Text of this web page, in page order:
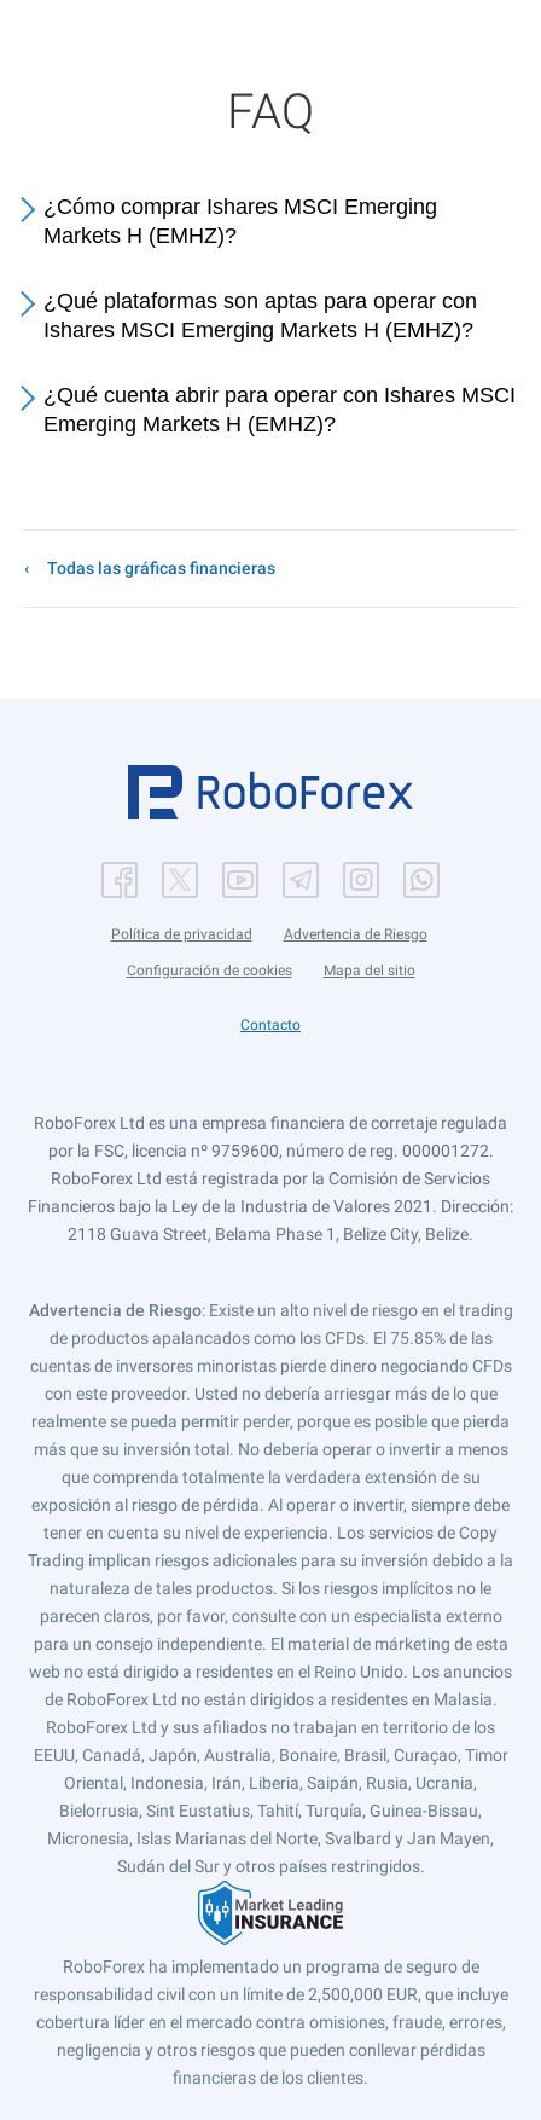
FAQ
¿Cómo comprar Ishares MSCI Emerging
Markets H (EMHZ)?
¿Qué plataformas son aptas para operar con
Ishares MSCI Emerging Markets H (EMHZ)?
¿Qué cuenta abrir para operar con Ishares MSCI
Emerging Markets H (EMHZ)?
Todas las gráficas financieras
Política de privacidad Advertencia de Riesgo
Configuración de cookies Mapa del sitio
Contacto
RoboForex Ltd es una empresa financiera de corretaje regulada
por la FSC, licencia nº 9759600, número de reg. 000001272.
RoboForex Ltd está registrada por la Comisión de Servicios
Financieros bajo la Ley de la Industria de Valores 2021. Dirección:
2118 Guava Street, Belama Phase 1, Belize City, Belize.
Advertencia de Riesgo: Existe un alto nivel de riesgo en el trading
de productos apalancados como los CFDs. El 75.85% de las
cuentas de inversores minoristas pierde dinero negociando CFDs
con este proveedor. Usted no debería arriesgar más de lo que
realmente se pueda permitir perder, porque es posible que pierda
más que su inversión total. No debería operar o invertir a menos
que comprenda totalmente la verdadera extensión de su
exposición al riesgo de pérdida. Al operar o invertir, siempre debe
tener en cuenta su nivel de experiencia. Los servicios de Copy
Trading implican riesgos adicionales para su inversión debido a la
naturaleza de tales productos. Si los riesgos implícitos no le
parecen claros, por favor, consulte con un especialista externo
para un consejo independiente. El material de márketing de esta
web no está dirigido a residentes en el Reino Unido. Los anuncios
de RoboForex Ltd no están dirigidos a residentes en Malasia.
RoboForex Ltd y sus afiliados no trabajan en territorio de los
EEUU, Canadá, Japón, Australia, Bonaire, Brasil, Curaçao, Timor
Oriental, Indonesia, Irán, Liberia, Saipán, Rusia, Ucrania,
Bielorrusia, Sint Eustatius, Tahití, Turquía, Guinea-Bissau,
Micronesia, Islas Marianas del Norte, Svalbard y Jan Mayen,
Sudán del Sur y otros países restringidos.
RoboForex ha implementado un programa de seguro de
responsabilidad civil con un límite de 2,500,000 EUR, que incluye
cobertura líder en el mercado contra omisiones, fraude, errores,
negligencia y otros riesgos que pueden conllevar pérdidas
financieras de los clientes.